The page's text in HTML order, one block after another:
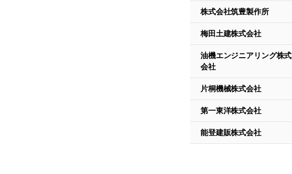
株式会社筑豊製作所
梅田土建株式会社
油機エンジニアリング株式
会社
片桐機械株式会社
第一東洋株式会社
能登建販株式会社